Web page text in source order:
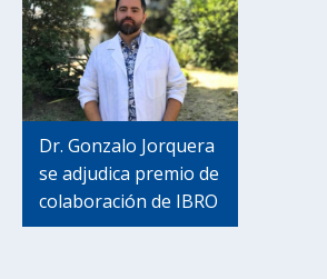
Dr. Gonzalo Jorquera
se adjudica premio de
colaboración de IBRO